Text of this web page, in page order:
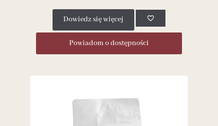
Dowiedz się więcej
Powiadom o dostępności